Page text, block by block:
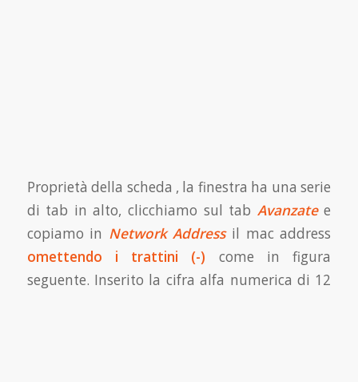
Proprietà della scheda , la finestra ha una serie
di tab in alto, clicchiamo sul tab Avanzatee
copiamo in Network Address il mac address
omettendo i trattini (-) come in figura
seguente. Inserito la cifra alfa numerica di 12